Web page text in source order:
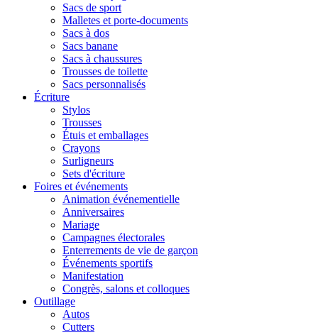
Sacs de sport
Malletes et porte-documents
Sacs à dos
Sacs banane
Sacs à chaussures
Trousses de toilette
Sacs personnalisés
Écriture
Stylos
Trousses
Étuis et emballages
Crayons
Surligneurs
Sets d'écriture
Foires et événements
Animation événementielle
Anniversaires
Mariage
Campagnes électorales
Enterrements de vie de garçon
Événements sportifs
Manifestation
Congrès, salons et colloques
Outillage
Autos
Cutters